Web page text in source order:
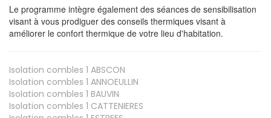
Le programme intègre également des séances de sensibilisation
visant à vous prodiguer des conseils thermiques visant à
améliorer le confort thermique de votre lieu d'habitation.
Isolation combles 1 ABSCON
Isolation combles 1 ANNOEULLIN
Isolation combles 1 BAUVIN
Isolation combles 1 CATTENIERES